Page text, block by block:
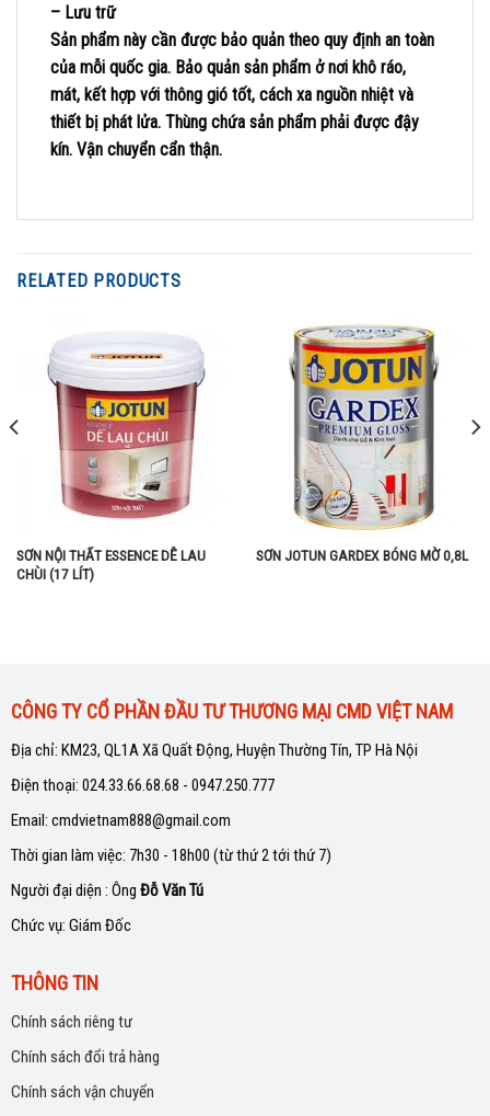
– Lưu trữ
Sản phẩm này cần được bảo quản theo quy định an toàn
của mỗi quốc gia. Bảo quản sản phẩm ở nơi khô ráo,
mát, kết hợp với thông gió tốt, cách xa nguồn nhiệt và
thiết bị phát lửa. Thùng chứa sản phẩm phải được đậy
kín. Vận chuyển cẩn thận.
RELATED PRODUCTS
SƠN NỘI THẤT ESSENCE DỄ LAU
CHÙI (17 LÍT)
SƠN JOTUN GARDEX BÓNG MỜ 0,8L
CÔNG TY CỔ PHẦN ĐẦU TƯ THƯƠNG MẠI CMD VIỆT NAM
Địa chỉ: KM23, QL1A Xã Quất Động, Huyện Thường Tín, TP Hà Nội
Điện thoại: 024.33.66.68.68 - 0947.250.777
Email: cmdvietnam888@gmail.com
Thời gian làm việc: 7h30 - 18h00 (từ thứ 2 tới thứ 7)
Người đại diện : Ông Đỗ Văn Tú
Chức vụ: Giám Đốc
THÔNG TIN
Chính sách riêng tư
Chính sách đổi trả hàng
Chính sách vận chuyển